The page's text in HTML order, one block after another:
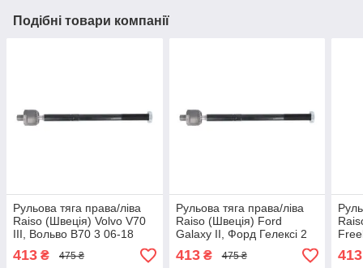
Подібні товари компанії
Рульова тяга права/ліва
Raiso (Швеція) Volvo V70
III, Вольво В70 3 06-18
#RL-307250V UAEDFZG4
413 ₴ 475 ₴
Рульова тяга права/ліва
Raiso (Швеція) Ford
Galaxy II, Форд Гелексі 2
06-18 #RL-307250V
UAPEWRJ4
413₴ 475 ₴
06-
413